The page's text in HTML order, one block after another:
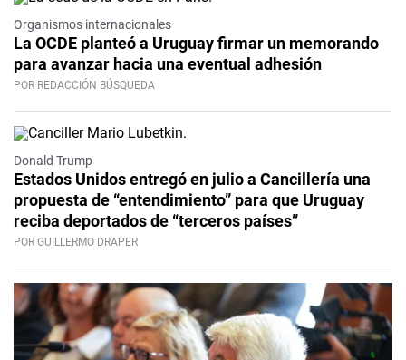
Organismos internacionales
La OCDE planteó a Uruguay firmar un memorando
para avanzar hacia una eventual adhesión
POR REDACCIÓN BÚSQUEDA
Donald Trump
Estados Unidos entregó en julio a Cancillería una
propuesta de “entendimiento” para que Uruguay
reciba deportados de “terceros países”
POR GUILLERMO DRAPER